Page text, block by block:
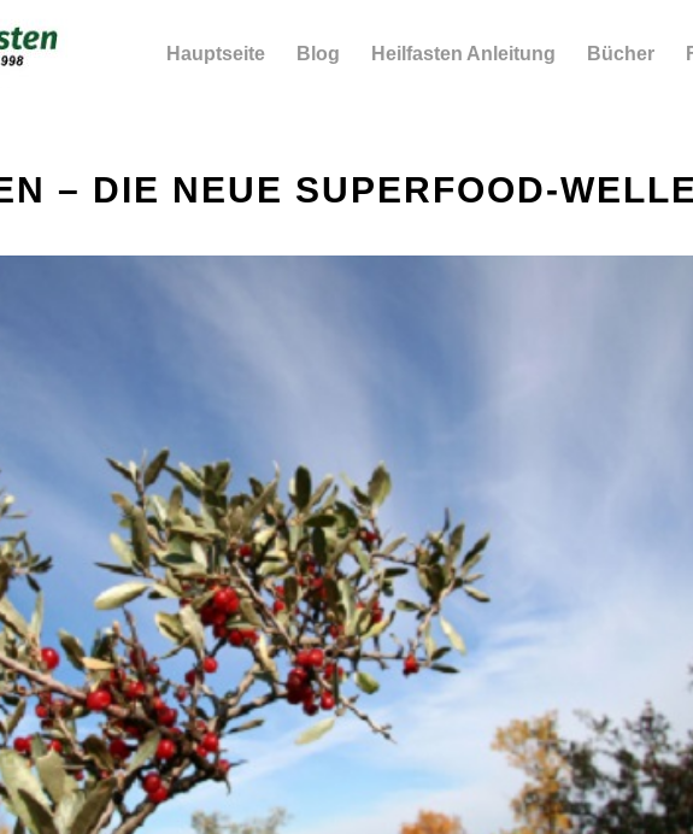
Hauptseite Blog Heilfasten Anleitung Bücher
– DIE NEUE SUPERFOOD-